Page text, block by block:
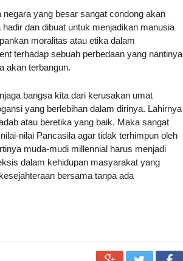
yang besar sangat condong akan
dan dibuat untuk menjadikan manusia
moralitas atau etika dalam
terhadap sebuah perbedaan yang nantinya
akan terbangun.
bangsa kita dari kerusakan umat
yang berlebihan dalam dirinya. Lahirnya
atau beretika yang baik. Maka sangat
nilai Pancasila agar tidak terhimpun oleh
muda-mudi millennial harus menjadi
dalam kehidupan masyarakat yang
bersama tanpa ada